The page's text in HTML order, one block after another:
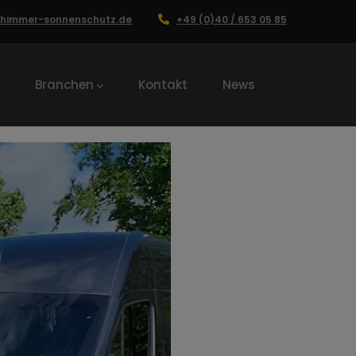
sonnenschutz.de +49 (0)40 / 653 05 85
Branchen Kontakt News